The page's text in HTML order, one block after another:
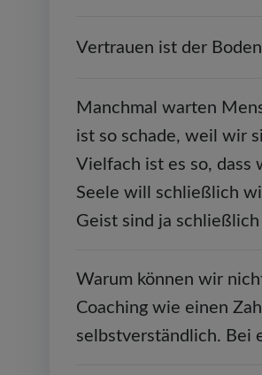
Vertrauen ist der
Manchmal warten
ist so schade, weil wir
Vielfach ist es so, dass
Seele will schließlich
Geist sind ja
Warum können wir
Coaching wie einen
selbstverständlich. Bei